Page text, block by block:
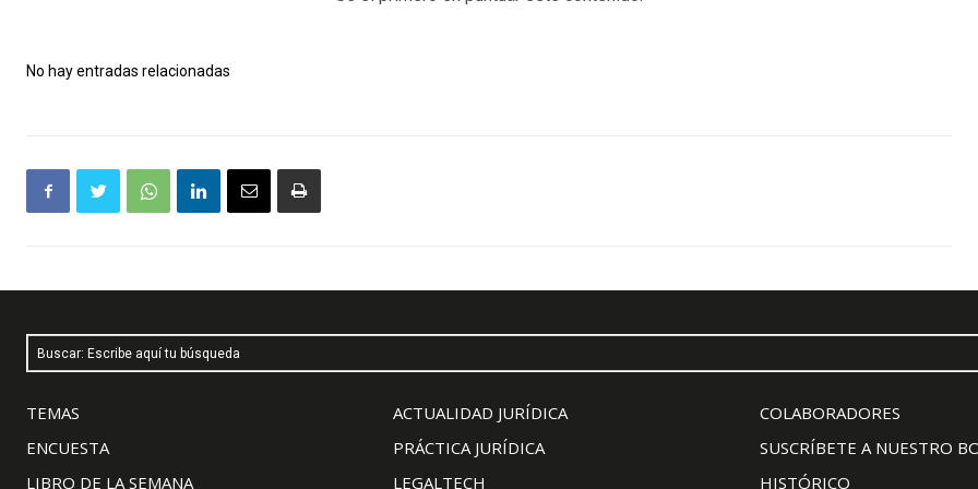
No hay entradas relacionadas
Buscar: Escribe aquí tu búsqueda
TEMAS
ENCUESTA
LIBRO DE LA SEMANA
ACTUALIDAD JURÍDICA
PRÁCTICA JURÍDICA
LEGALTECH
COLABORADORES
SUSCRÍBETE A NUESTRO
HISTÓRICO